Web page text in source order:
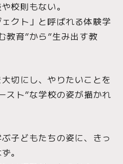
校則もない。
クト」と呼ばれる体験学
教育”から”生み出す教
切にし、やりたいことを
スト”な学校の姿が描かれ
子どもたちの姿に、きっ
。